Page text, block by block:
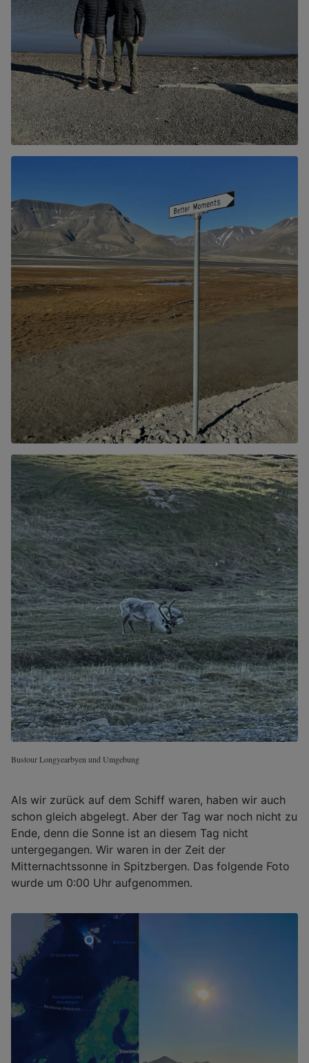
Bustour Longyearbyen und Umgebung
Als wir zurück auf dem Schiff waren, haben wir auch
schon gleich abgelegt. Aber der Tag war noch nicht zu
Ende, denn die Sonne ist an diesem Tag nicht
untergegangen. Wir waren in der Zeit der
Mitternachtssonne in Spitzbergen. Das folgende Foto
wurde um 0:00 Uhr aufgenommen.